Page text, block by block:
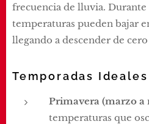
frecuencia de lluvia.
temperaturas pueden bajar
llegando a descender de
Temporadas
Primavera (marzo a
temperaturas que